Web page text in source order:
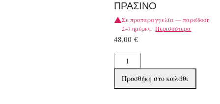
ΠΡΑΣΙΝΟ
Σε προπαραγγελία — παράδοση
2–7 ημέρες. Περισσότερα
48,00€
ΧΑΡΤΙ
ΒΕΛΟΥΤΕ
COLORFIX
Προσθήκη στο καλάθι